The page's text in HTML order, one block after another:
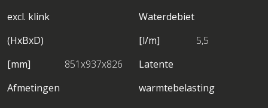
excl. klink
(HxBxD)
[mm]
851x937x826
Afmetingen
Waterdebiet
[l/m]
5,5
Latente
warmtebelasting